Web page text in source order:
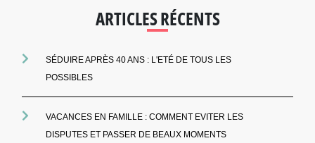
ARTICLES RÉCENTS
SÉDUIRE APRÈS 40 ANS : L'ETÉ DE TOUS LES
POSSIBLES
VACANCES EN FAMILLE : COMMENT EVITER LES
DISPUTES ET PASSER DE BEAUX MOMENTS